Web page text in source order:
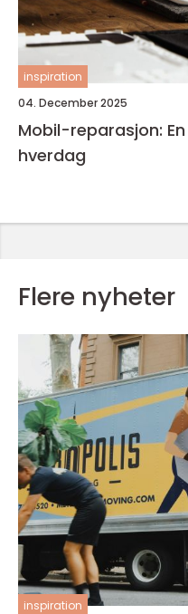
inspiration
04. December 2025
Mobil-reparasjon:
hverdag
Flere nyheter
inspiration